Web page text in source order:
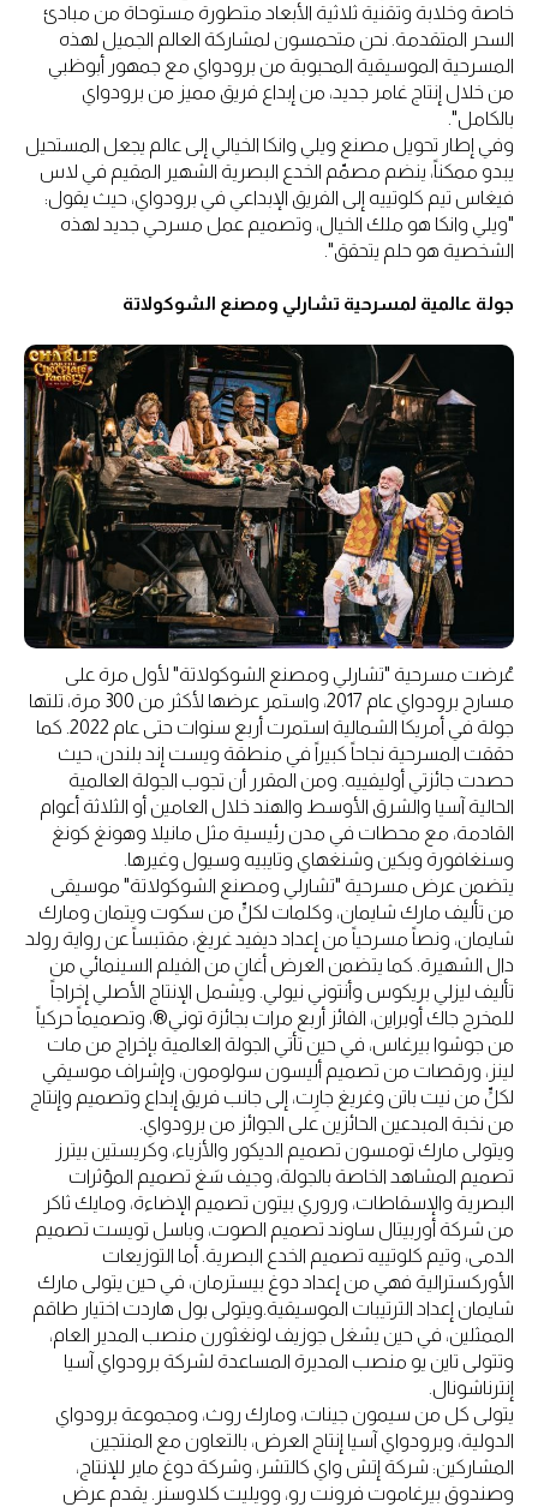
خاصة وخلابة وتقنية ثلاثية الأبعاد متطورة مستوحاة من مبادئ
السحر المتقدمة. نحن متحمسون لمشاركة العالم الجميل لهذه
المسرحية الموسيقية المحبوبة من برودواي مع جمهور أبوظبي
من خلال إنتاج غامر جديد، من إبداع فريق مميز من برودواي
بالكامل".
وفي إطار تحويل مصنع ويلي وانكا الخيالي إلى عالم يجعل المستحيل
يبدو ممكناً، ينضم مصمّم الخدع البصرية الشهير المقيم في لاس
فيغاس تيم كلوتييه إلى الفريق الإبداعي في برودواي، حيث يقول:
"ويلي وانكا هو ملك الخيال، وتصميم عمل مسرحي جديد لهذه
الشخصية هو حلم يتحقق".
جولة عالمية لمسرحية تشارلي ومصنع الشوكولاتة
عُرضت مسرحية "تشارلي ومصنع الشوكولاتة" لأول مرة على
مسارح برودواي عام 2017، واستمر عرضها لأكثر من 300 مرة، تلتها
جولة في أمريكا الشمالية استمرت أربع سنوات حتى عام 2022. كما
حققت المسرحية نجاحاً كبيراً في منطقة ويست إند بلندن، حيث
حصدت جائزتي أوليفييه. ومن المقرر أن تجوب الجولة العالمية
الحالية آسيا والشرق الأوسط والهند خلال العامين أو الثلاثة أعوام
القادمة، مع محطات في مدن رئيسية مثل مانيلا وهونغ كونغ
وسنغافورة وبكين وشنغهاي وتايبيه وسيول وغيرها.
يتضمن عرض مسرحية "تشارلي ومصنع الشوكولاتة" موسيقى
من تأليف مارك شايمان، وكلمات لكلٍّ من سكوت ويتمان ومارك
شايمان، ونصاً مسرحياً من إعداد ديفيد غريغ، مقتبساً عن رواية رولد
دال الشهيرة. كما يتضمن العرض أغانٍ من الفيلم السينمائي من
تأليف ليزلي بريكوس وأنتوني نيولي. ويشمل الإنتاج الأصلي إخراجاً
للمخرج جاك أوبراين، الفائز أربع مرات بجائزة توني®، وتصميماً حركياً
من جوشوا بيرغاس، في حين تأتي الجولة العالمية بإخراج من مات
لينز، ورقصات من تصميم أليسون سولومون، وإشراف موسيقي
لكلٍّ من نيت باتن وغريغ جارِت، إلى جانب فريق إبداع وتصميم وإنتاج
من نخبة المبدعين الحائزين على الجوائز من برودواي.
ويتولى مارك تومسون تصميم الديكور والأزياء، وكريستين بيترز
تصميم المشاهد الخاصة بالجولة، وجيف سَغ تصميم المؤثرات
البصرية والإسقاطات، وروري بيتون تصميم الإضاءة، ومايك ثاكر
من شركة أوربيتال ساوند تصميم الصوت، وباسل تويست تصميم
الدمى، وتيم كلوتييه تصميم الخدع البصرية. أما التوزيعات
الأوركسترالية فهي من إعداد دوغ بيسترمان، في حين يتولى مارك
شايمان إعداد الترتيبات الموسيقية.ويتولى بول هاردت اختيار طاقم
الممثلين، في حين يشغل جوزيف لونغثورن منصب المدير العام،
وتتولى تاين يو منصب المديرة المساعدة لشركة برودواي آسيا
إنترناشونال.
يتولى كل من سيمون جينات، ومارك روث، ومجموعة برودواي
الدولية، وبرودواي آسيا إنتاج العرض، بالتعاون مع المنتجين
المشاركين: شركة إتش واي كالتشر، وشركة دوغ ماير للإنتاج،
وصندوق بيرغاموت فرونت رو، وويليت كلاوسنر. يقدم عرض